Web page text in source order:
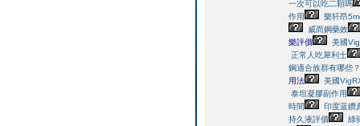
一次可以吃二顆嗎
作用
樂轩昂
威而鋼藥效
樂評價
美國
正常人吃犀利士
鋼適合族群有哪些？
用法
美國
泰坦凝膠副作用
時間
印度蓝鑽
持久液評價
綠